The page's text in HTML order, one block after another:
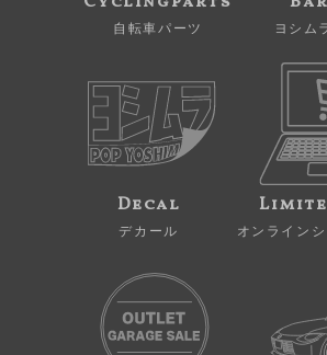
自転車パーツ ヨシム
Decal
デカール オンライン